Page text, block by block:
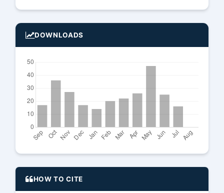
DOWNLOADS
HOW TO CITE